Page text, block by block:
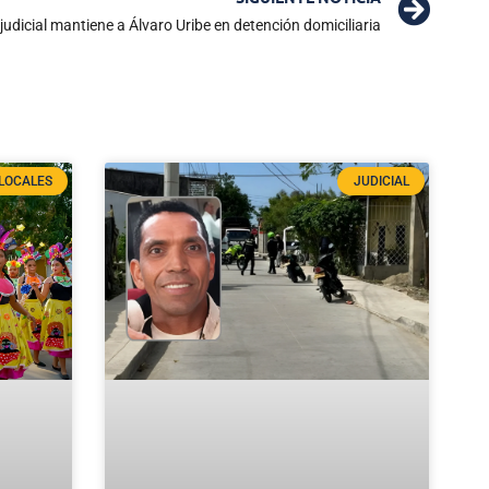
mantiene a Álvaro Uribe en detención domiciliaria
LOCALES JUDICIAL